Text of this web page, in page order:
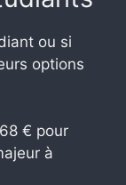
ou si
options
€ pour
à